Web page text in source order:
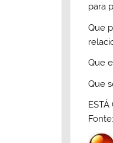
para
Que
Que
Que
ESTÁ